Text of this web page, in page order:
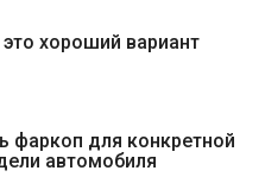
хороший вариант
фаркоп для конкретной
автомобиля